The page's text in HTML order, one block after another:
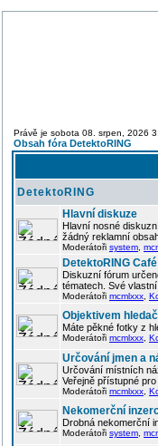
Právě je sobota 08. srpen, 2026
Obsah fóra DetektoRING
DetektoRING
Hlavní diskuze
Hlavní nosné
žádný reklamní
Moderátoři system
DetektoRING Café
Diskuzní fórum
tématech. Své
Moderátoři mcmlxxx
Objektivem
Máte pěkné fotky z
Moderátoři mcmlxxx
Určování jmen a
Určování místních
Veřejně přístupné
Moderátoři mcmlxxx
Nekomerční
Drobná nekomerční
Moderátoři system